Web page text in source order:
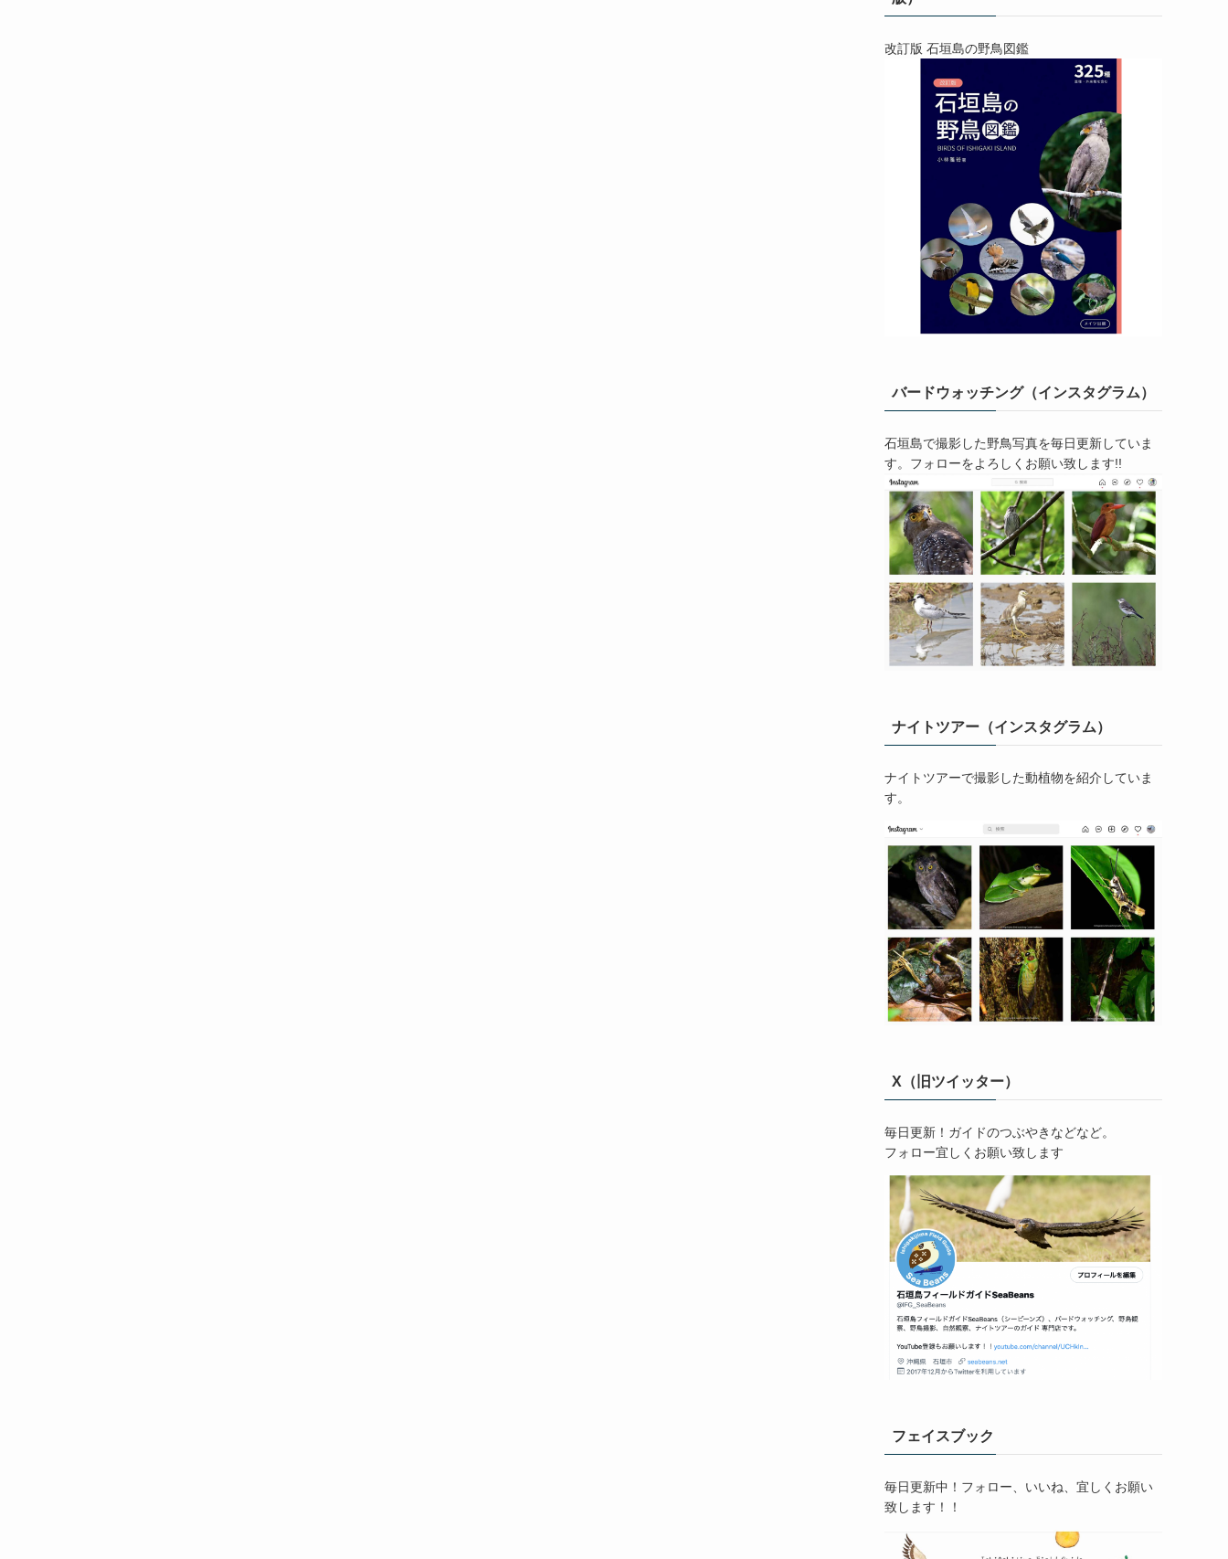
改訂版 石垣島の野鳥図鑑
バードウォッチング（インスタグラム）
石垣島で撮影した野鳥写真を毎日更新していま
す。フォローをよろしくお願い致します!!
ナイトツアー（インスタグラム）
ナイトツアーで撮影した動植物を紹介していま
す。
X（旧ツイッター）
毎日更新！ガイドのつぶやきなどなど。
フォロー宜しくお願い致します
フェイスブック
毎日更新中！フォロー、いいね、宜しくお願い
致します！！